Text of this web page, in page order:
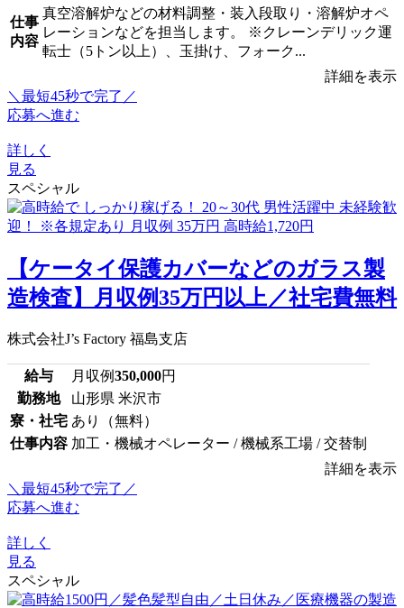
仕事
内容
真空溶解炉などの材料調整・装入段取り・溶解炉オペ
レーションなどを担当します。 ※クレーンデリック運
転士（5トン以上）、玉掛け、フォーク...
詳細を表示
＼最短45秒で完了／
応募へ進む
詳しく
見る
スペシャル
【ケータイ保護カバーなどのガラス製
造検査】月収例35万円以上／社宅費無料
株式会社J’s Factory 福島支店
給与 月収例350,000円
勤務地
山形県 米沢市
寮・社宅 あり（無料）
仕事内容 加工・機械オペレーター / 機械系工場 / 交替制
詳細を表示
＼最短45秒で完了／
応募へ進む
詳しく
見る
スペシャル